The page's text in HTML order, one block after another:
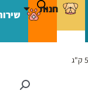
חנות